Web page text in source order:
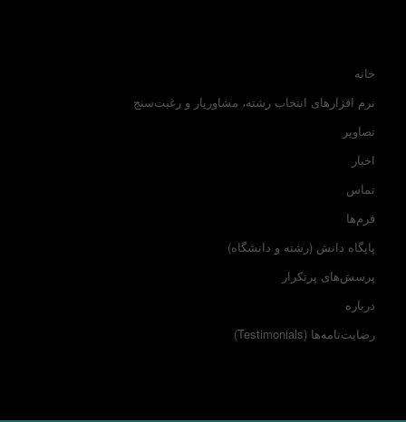
خانه
نرم افزارهای انتخاب رشته، مشاوریار و رغبت‌سنج
تصاویر
اخبار
تماس
فرم‌ها
پایگاه دانش (رشته و دانشگاه)
پرسش‌های پرتکرار
درباره
رضایت‌نامه‌ها (Testimonials)